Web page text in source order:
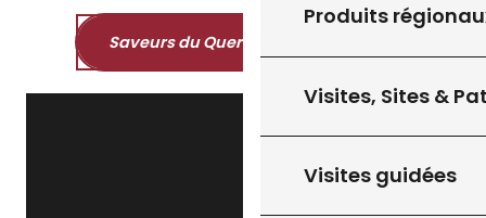
Produits
Visites, Sites &
Visites guidées
Saveurs du Quercy et du Périgord